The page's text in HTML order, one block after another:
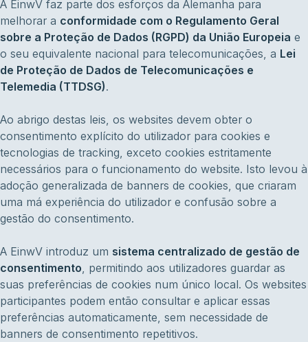
A EinwV faz parte dos esforços da Alemanha para
melhorar a conformidade com o Regulamento Geral
sobre a Proteção de Dados (RGPD) da União Europeia e
o seu equivalente nacional para telecomunicações, a Lei
de Proteção de Dados de Telecomunicações e
Telemedia (TTDSG).
Ao abrigo destas leis, os websites devem obter o
consentimento explícito do utilizador para cookies e
tecnologias de tracking, exceto cookies estritamente
necessários para o funcionamento do website. Isto levou à
adoção generalizada de banners de cookies, que criaram
uma má experiência do utilizador e confusão sobre a
gestão do consentimento.
A EinwV introduz um sistema centralizado de gestão de
consentimento, permitindo aos utilizadores guardar as
suas preferências de cookies num único local. Os websites
participantes podem então consultar e aplicar essas
preferências automaticamente, sem necessidade de
banners de consentimento repetitivos.